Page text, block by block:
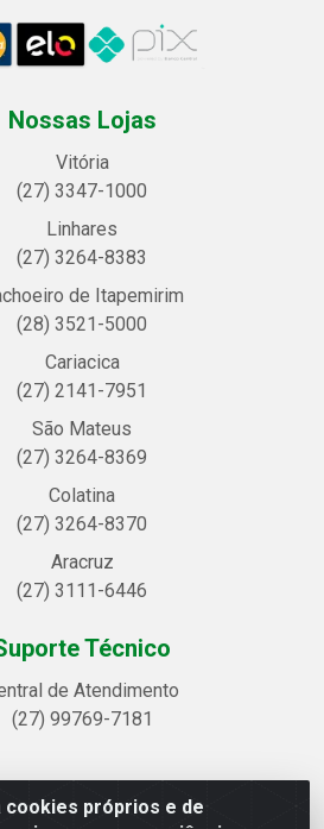
próprios e de
Nossas Lojas
Vitória
(27) 3347-1000
Linhares
(27) 3264-8383
de Itapemirim
(28) 3521-5000
Cariacica
(27) 2141-7951
São Mateus
(27) 3264-8369
Colatina
(27) 3264-8370
Aracruz
(27) 3111-6446
Técnico
de Atendimento
(27) 99769-7181
LTDA - Avenida Alegre, 2521 -